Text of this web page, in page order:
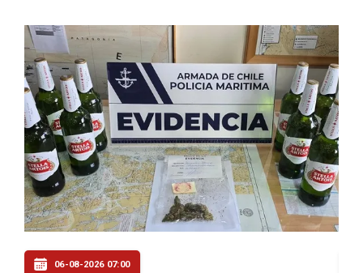
05-08-2026 20:00